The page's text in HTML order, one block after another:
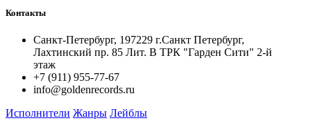
Контакты
Санкт-Петербург, 197229 г.Санкт Петербург,
Лахтинский пр. 85 Лит. B ТРК "Гарден Сити" 2-й
этаж
+7 (911) 955-77-67
info@goldenrecords.ru
Исполнители Жанры Лейблы